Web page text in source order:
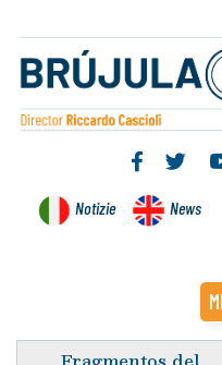
Notizie News